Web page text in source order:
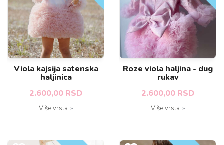
Viola kajsija satenska
haljinica
2.600,00 RSD
Više vrsta
Roze viola haljina - dug
rukav
2.600,00 RSD
Više vrsta